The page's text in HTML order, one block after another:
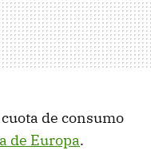
de consumo
de Europa.